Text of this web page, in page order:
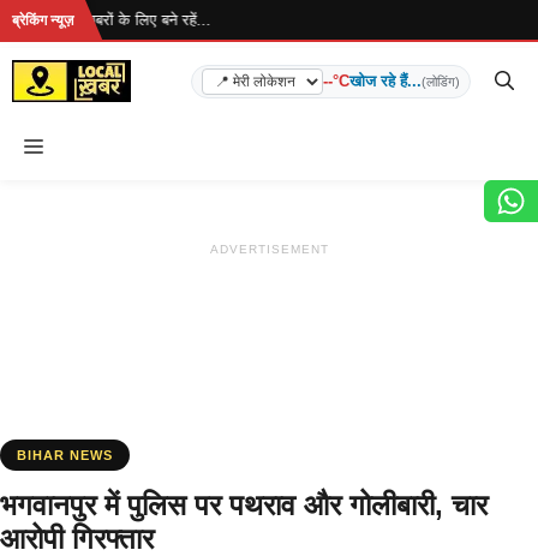
Skip
content
ब्रेकिंग न्यूज़
है... ताज़ा खबरों के लिए बने रहें...
--°Cखोज रहे हैं...(लोडिंग)
Menu
ADVERTISEMENT
BIHAR NEWS
भगवानपुर में पुलिस पर पथराव और गोलीबारी, चार
आरोपी गिरफ्तार